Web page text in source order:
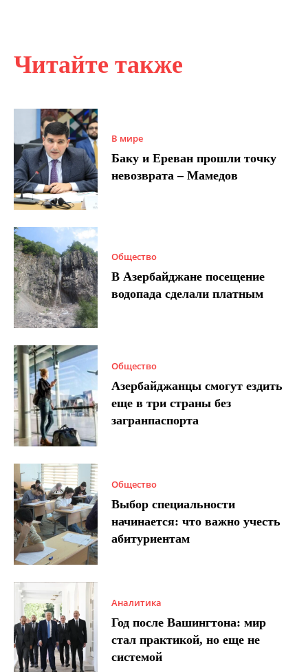
Читайте также
В мире
Баку и Ереван прошли точку
невозврата – Мамедов
Общество
В Азербайджане посещение
водопада сделали платным
Общество
Азербайджанцы смогут ездить
еще в три страны без
загранпаспорта
Общество
Выбор специальности
начинается: что важно учесть
абитуриентам
Аналитика
Год после Вашингтона: мир
стал практикой, но еще не
системой